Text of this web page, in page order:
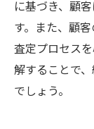
に基づき、顧
す。また、顧
査定プロセス
解することで
でしょう。